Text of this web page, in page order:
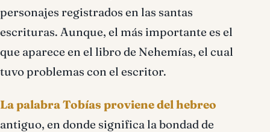
personajes registrados en las santas
escrituras. Aunque, el más importante es el
que aparece en el libro de Nehemías, el cual
tuvo problemas con el escritor.
La palabra Tobías proviene del hebreo
antiguo, en donde significa la bondad de